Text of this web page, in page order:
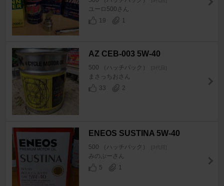
ユーロ500さん
19
1
AZ CEB-003 5W-40
500 （ハッチバック） [3代目]
まさっちおさん
33
2
ENEOS SUSTINA 5W-40
500 （ハッチバック） [3代目]
みのぷーさん
5
1